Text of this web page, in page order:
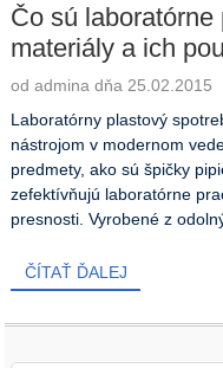
Čo sú
materiály a ich
od admina dňa 25.02.2015
Laboratórny plastový
nástrojom v modernom
predmety, ako sú špičky
zefektívňujú laboratórne
presnosti. Vyrobené z
ČÍTAŤ ĎALEJ